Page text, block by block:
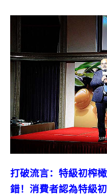
打破流言：特級初榨
錯！ 消費者認為特級